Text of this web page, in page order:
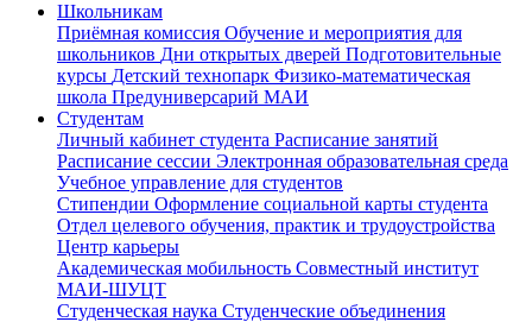
Школьникам
Приёмная комиссия Обучение и мероприятия для
школьников Дни открытых дверей Подготовительные
курсы Детский технопарк Физико-математическая
школа Предуниверсарий МАИ
Студентам
Личный кабинет студента Расписание занятий
Расписание сессии Электронная образовательная среда
Учебное управление для студентов
Стипендии Оформление социальной карты студента
Отдел целевого обучения, практик и трудоустройства
Центр карьеры
Академическая мобильность Совместный институт
МАИ-ШУЦТ
Студенческая наука Студенческие объединения